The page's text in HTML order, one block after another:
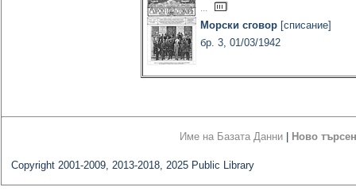
...
Морски сговор [списание]
бр. 3, 01/03/1942
Име на Базата Данни Ново
Copyright 2001-2009, 2013-2018, 2025 Public Library